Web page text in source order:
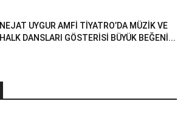
NEJAT UYGUR AMFİ TİYATRO’DA MÜZİK VE
HALK DANSLARI GÖSTERİSİ BÜYÜK BEĞENİ...